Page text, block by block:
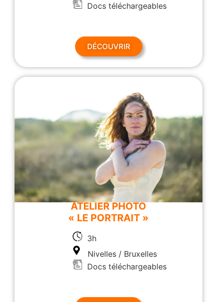
Docs téléchargeables
DÉCOUVRIR
ATELIER PHOTO
« LE PORTRAIT »
3h
Nivelles / Bruxelles
Docs téléchargeables